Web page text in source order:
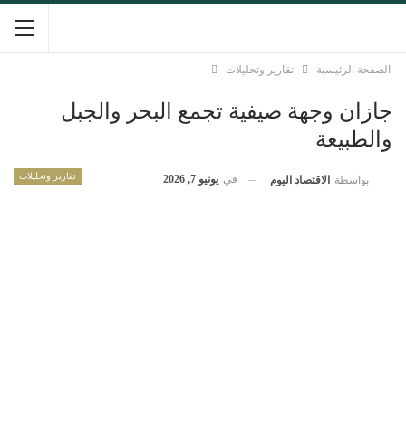
الصفحة الرئيسية تقارير وتحليلات
جازان وجهة صيفية تجمع البحر والجبل
والطبيعة
تقارير وتحليلات بواسطة الاقتصاد اليوم في يونيو 7, 2026